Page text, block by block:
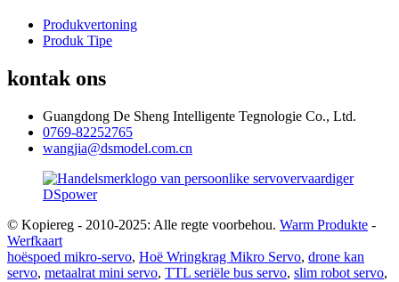
Produkvertoning
Produk Tipe
kontak ons
Guangdong De Sheng Intelligente Tegnologie Co., Ltd.
0769-82252765
wangjia@dsmodel.com.cn
© Kopiereg - 2010-2025: Alle regte voorbehou. Warm Produkte -
Werfkaart
hoëspoed mikro-servo, Hoë Wringkrag Mikro Servo, drone kan
servo, metaalrat mini servo, TTL seriële bus servo, slim robot servo,